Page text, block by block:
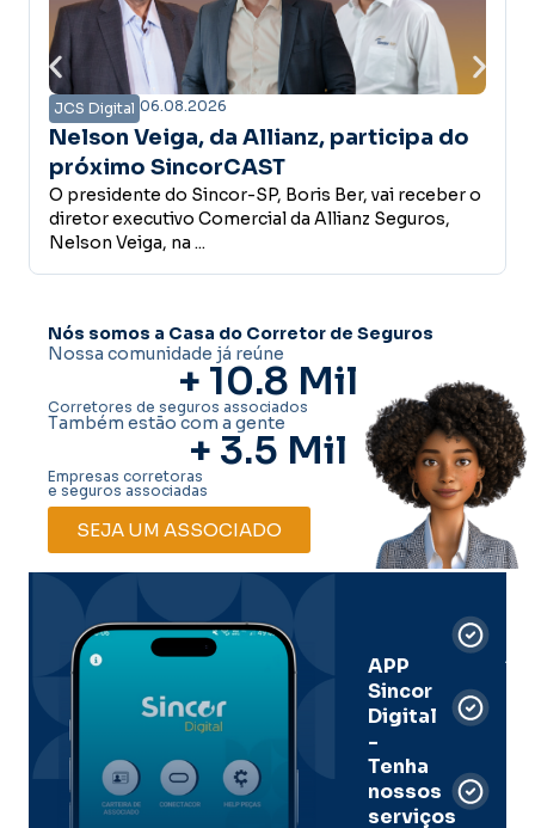
Allianz, participa do
SP, Boris Ber, vai receber o
da Allianz Seguros,
Associativa
prêmio de R$ 5 mil
O Sincor-SP divulgou a
campanha Associativa
Nós somos a Casa do Corretor de Seguros
Nossa comunidade já reúne
+ 10.8 Mil
Corretores de seguros associados
Também estão com a gente
+ 3.5 Mil
Empresas corretoras
e seguros associadas
SEJA UM ASSOCIADO
APP
Sincor
Digital
-
Tenha
nossos
serviços